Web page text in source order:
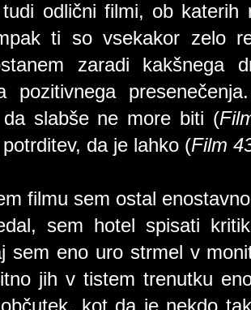
tudi odlični filmi, ob
ti so vsekakor zelo
zaradi kakšnega
pozitivnega
da slabše ne more biti (
da je lahko (Film
filmu sem ostal
sem hotel spisati
sem eno uro strmel v
jih v tistem trenutku